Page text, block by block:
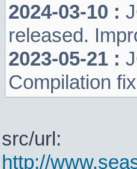
2024-03-10 :
released.
2023-05-21 :
Compilation
src/url:
http://